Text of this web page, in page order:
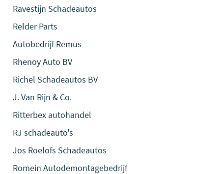
Ravestijn Schadeautos
Relder Parts
Autobedrijf Remus
Rhenoy Auto BV
Richel Schadeautos BV
J. Van Rijn & Co.
Ritterbex autohandel
RJ schadeauto's
Jos Roelofs Schadeautos
Romein Autodemontagebedrijf